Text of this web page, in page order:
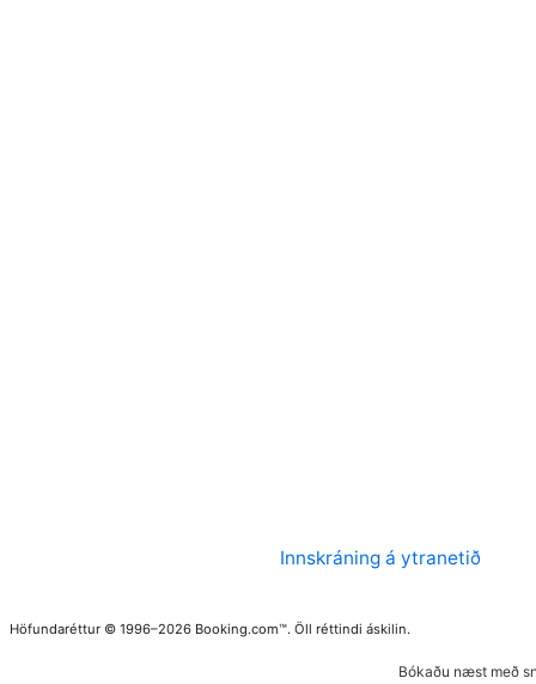
Innskráning á ytranetið
Höfundaréttur © 1996–2026 Booking.com™. Öll réttindi áskilin.
Bókaðu næst með